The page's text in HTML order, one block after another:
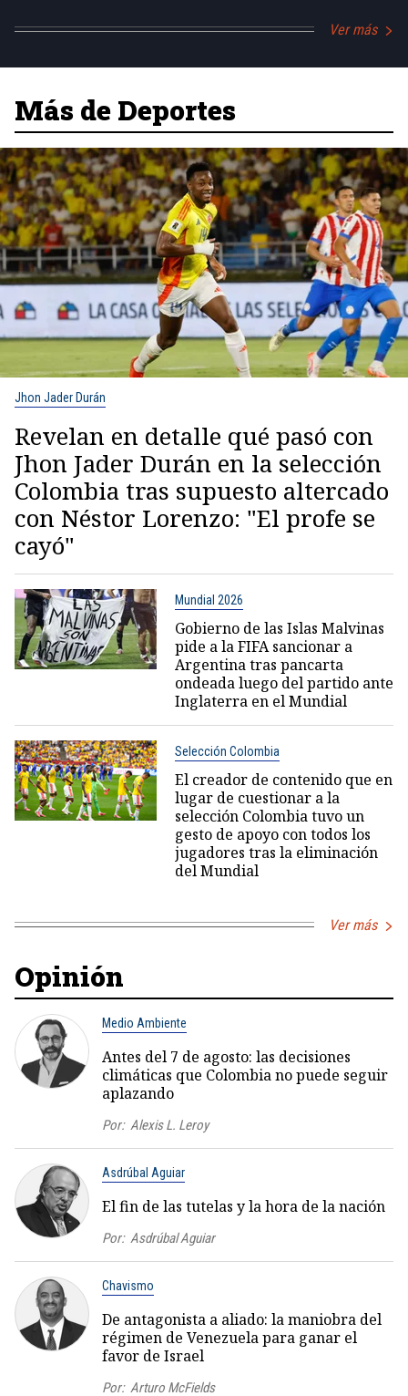
Ver más
Más de Deportes
Jhon Jader Durán
Revelan en detalle qué pasó con
Jhon Jader Durán en la selección
Colombia tras supuesto altercado
con Néstor Lorenzo: "El profe se
cayó"
Mundial 2026
Gobierno de las Islas Malvinas
pide a la FIFA sancionar a
Argentina tras pancarta
ondeada luego del partido ante
Inglaterra en el Mundial
Selección Colombia
El creador de contenido que en
lugar de cuestionar a la
selección Colombia tuvo un
gesto de apoyo con todos los
jugadores tras la eliminación
del Mundial
Ver más
Opinión
Medio Ambiente
Antes del 7 de agosto: las decisiones
climáticas que Colombia no puede seguir
aplazando
Por: Alexis L. Leroy
Asdrúbal Aguiar
El fin de las tutelas y la hora de la nación
Por: Asdrúbal Aguiar
Chavismo
De antagonista a aliado: la maniobra del
régimen de Venezuela para ganar el
favor de Israel
Por: Arturo McFields